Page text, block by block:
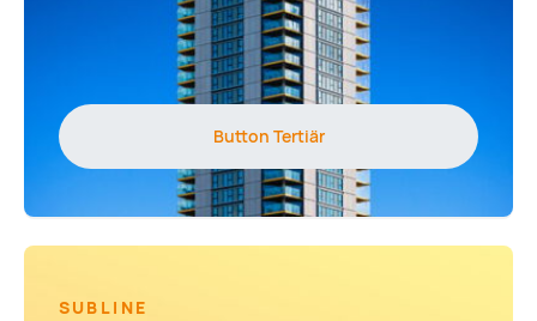
Button Tertiär
SUBLINE